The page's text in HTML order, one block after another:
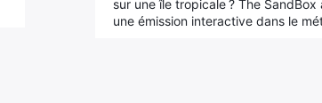
sur une île tropicale ? The SandBox
une émission interactive dans le